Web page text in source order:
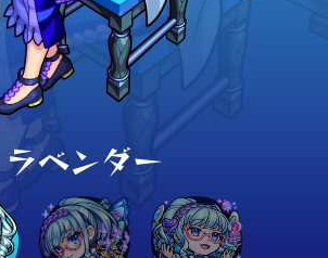
ラベンダー